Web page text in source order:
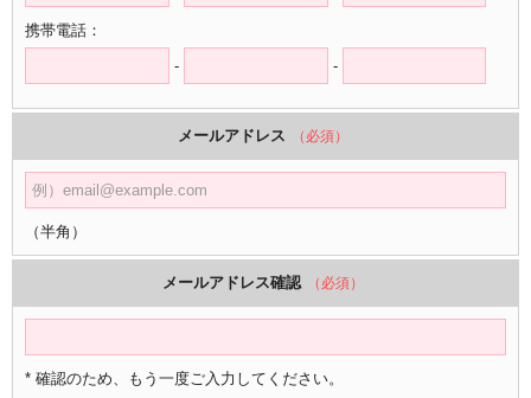
携帯電話：
-
-
メールアドレス （必須）
（半角）
メールアドレス確認 （必須）
* 確認のため、もう一度ご入力してください。